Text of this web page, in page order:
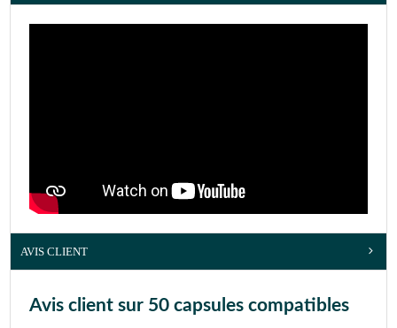
AVIS CLIENT
Avis client sur 50 capsules compatibles